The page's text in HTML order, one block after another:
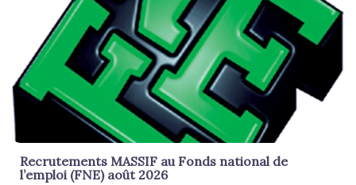
Recrutements MASSIF au Fonds national de
l’emploi (FNE) août 2026